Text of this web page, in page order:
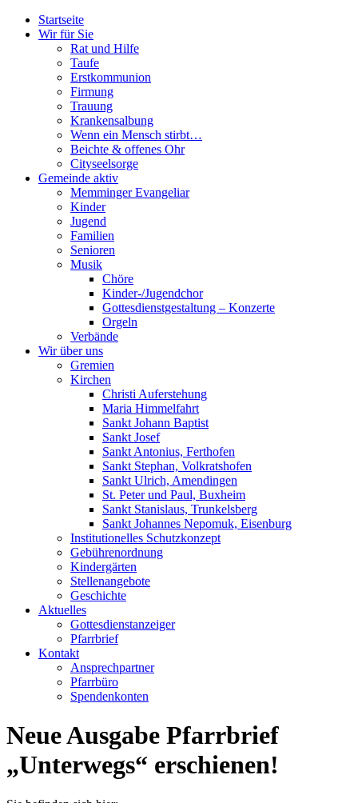
Startseite
Wir für Sie
Rat und Hilfe
Taufe
Erstkommunion
Firmung
Trauung
Krankensalbung
Wenn ein Mensch stirbt…
Beichte & offenes Ohr
Cityseelsorge
Gemeinde aktiv
Memminger Evangeliar
Kinder
Jugend
Familien
Senioren
Musik
Chöre
Kinder-/Jugendchor
Gottesdienstgestaltung – Konzerte
Orgeln
Verbände
Wir über uns
Gremien
Kirchen
Christi Auferstehung
Maria Himmelfahrt
Sankt Johann Baptist
Sankt Josef
Sankt Antonius, Ferthofen
Sankt Stephan, Volkratshofen
Sankt Ulrich, Amendingen
St. Peter und Paul, Buxheim
Sankt Stanislaus, Trunkelsberg
Sankt Johannes Nepomuk, Eisenburg
Institutionelles Schutzkonzept
Gebührenordnung
Kindergärten
Stellenangebote
Geschichte
Aktuelles
Gottesdienstanzeiger
Pfarrbrief
Kontakt
Ansprechpartner
Pfarrbüro
Spendenkonten
Neue Ausgabe Pfarrbrief
„Unterwegs“ erschienen!